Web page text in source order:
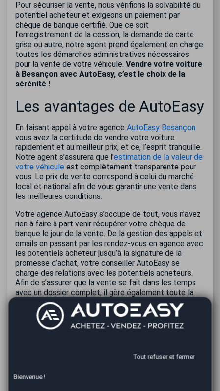
Pour sécuriser la vente, nous vérifions la solvabilité du
potentiel acheteur et exigeons un paiement par
chèque de banque certifié. Que ce soit
l’enregistrement de la cession, la demande de carte
grise ou autre, notre agent prend également en charge
toutes les démarches administratives nécessaires
pour la vente de votre véhicule. Vendre votre voiture
à Besançon avec AutoEasy, c’est le choix de la
sérénité !
Les avantages de AutoEasy
En faisant appel à votre agence AutoEasy Besançon
vous avez la certitude de vendre votre voiture
rapidement et au meilleur prix, et ce, l’esprit tranquille.
Notre agent s’assurera que l’estimation de la valeur de
votre véhicule est complètement transparente pour
vous. Le prix de vente correspond à celui du marché
local et national afin de vous garantir une vente dans
les meilleures conditions.
Votre agence AutoEasy s’occupe de tout, vous n’avez
rien à faire à part venir récupérer votre chèque de
banque le jour de la vente. De la gestion des appels et
emails en passant par les rendez-vous en agence avec
les potentiels acheteur jusqu’à la signature de la
promesse d’achat, votre conseiller AutoEasy se
charge des relations avec les potentiels acheteurs.
Afin de s’assurer que la vente se fait dans les temps
avec un dossier complet, il gère également toute la
partie administrative : édition du certificat de non-
gage, établissement du certificat de cession, etc.
Après conclusion de la vente, nous enregistrerons la
déclaration de cession et le changement de
et vous dégager de toute responsabilité concernant
votre voiture. Avec AutoEasy, vous avez la garantie
conformément à la législation en vigueur.
Tout refuser et fermer
Bienvenue !